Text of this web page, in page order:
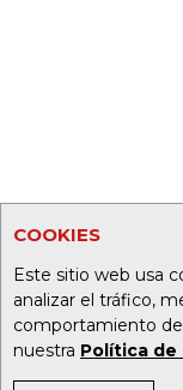
COOKIES
Este sitio web usa
analizar el tráfico,
comportamiento
nuestra Política de